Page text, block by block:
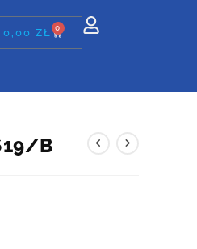
0,00ZŁ 0
B